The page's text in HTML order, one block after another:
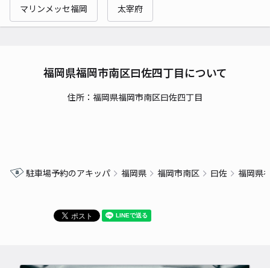
マリンメッセ福岡 太宰府
福岡県福岡市南区曰佐四丁目について
住所：福岡県福岡市南区曰佐四丁目
駐車場予約のアキッパ 福岡県 福岡市南区 曰佐 福岡県